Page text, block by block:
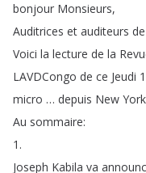
bonjour Monsieurs,
Auditrices et auditeurs de
Voici la lecture de la
LAVDCongo de ce Jeudi
micro … depuis New York
Au sommaire:
1.
Joseph Kabila va